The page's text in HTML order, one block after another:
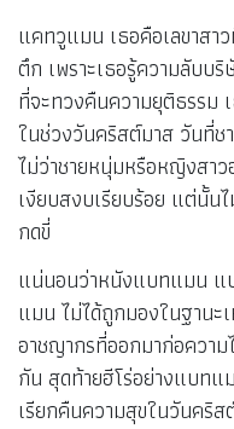
แคทวูแมน เธอคือเลขาสา
ตึก เพราะเธอรู้ความลับบ
ที่จะทวงคืนความยุติธรรม
ในช่วงวันคริสต์มาส วันที่ช
ไม่ว่าชายหนุ่มหรือหญิงสา
เงียบสงบเรียบร้อย แต่นั้
กดขี่
แน่นอนว่าหนังแบทแมน แ
แมน ไม่ได้ถูกมองในฐาน
อาชญากรที่ออกมาก่อควา
กัน สุดท้ายฮีโร่อย่างแบท
เรียกคืนความสุขในวันคริส